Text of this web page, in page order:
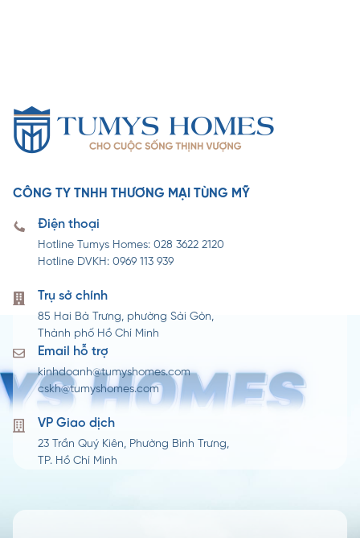
CÔNG TY TNHH THƯƠNG MẠI TÙNG MỸ
Điện thoại
Hotline Tumys Homes: 028 3622 2120
Hotline DVKH: 0969 113 939
Trụ sở chính
85 Hai Bà Trưng, phường Sài Gòn,
Thành phố Hồ Chí Minh
Email hỗ trợ
kinhdoanh@tumyshomes.com
cskh@tumyshomes.com
VP Giao dịch​
23 Trần Quý Kiên, Phường Bình Trưng,
TP. Hồ Chí Minh